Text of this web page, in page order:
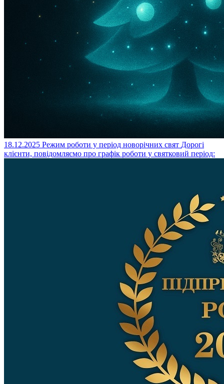
18.12.2025 Режим роботи у період новорічних свят Дорогі
клієнти, повідомляємо про графік роботи у святковий період: